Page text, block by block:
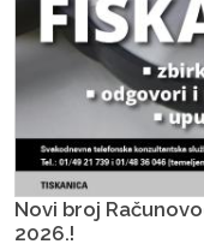
Novi broj
2026.!